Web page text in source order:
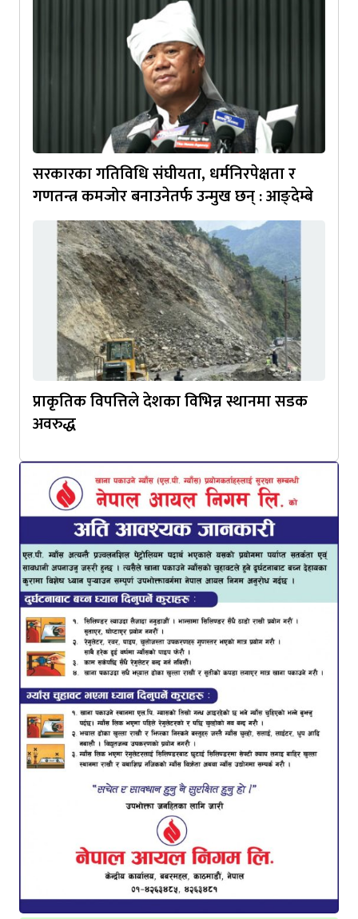
सरकारका गतिविधि संघीयता, धर्मनिरपेक्षता र
गणतन्त्र कमजोर बनाउनेतर्फ उन्मुख छन् : आङ्देम्बे
प्राकृतिक विपत्तिले देशका विभिन्न स्थानमा सडक
अवरुद्ध